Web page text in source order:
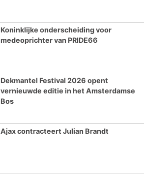
Koninklijke onderscheiding voor
medeoprichter van PRIDE66
Dekmantel Festival 2026 opent
vernieuwde editie in het Amsterdamse
Bos
Ajax contracteert Julian Brandt